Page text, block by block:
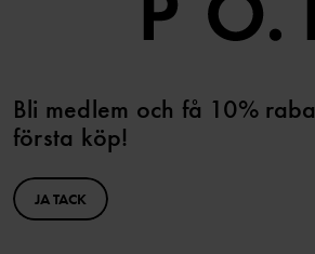
Bli medlem och få 10%
första köp!
JA TACK